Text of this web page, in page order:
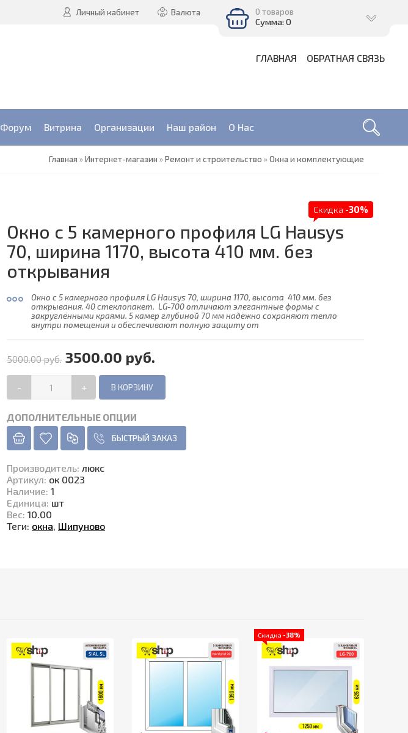
Личный кабинет Валюта 0 товаров
Сумма: 0
ГЛАВНАЯ ОБРАТНАЯ СВЯЗЬ
Форум Витрина Организации Наш район О Нас
Главная »Интернет-магазин »Ремонт и строительство »Окна и комплектующие
Скидка -30%
Окно с 5 камерного профиля LG Hausys
70, ширина 1170, высота 410 мм. без
открывания
Окно с 5 камерного профиля LG Hausys 70, ширина 1170, высота 410 мм. без
открывания. 40 стеклопакет. LG-700 отличают элегантные формы с
закруглёнными краями. 5 камер глубиной 70 мм надёжно сохраняют тепло
внутри помещения и обеспечивают полную защиту от
5000.00 руб. 3500.00 руб.
- +
ДОПОЛНИТЕЛЬНЫЕ ОПЦИИ
БЫСТРЫЙ ЗАКАЗ
Производитель: люкс
Артикул: ок 0023
Наличие: 1
Единица: шт
Вес: 10.00
Теги: окна, Шипуново
Скидка -38%